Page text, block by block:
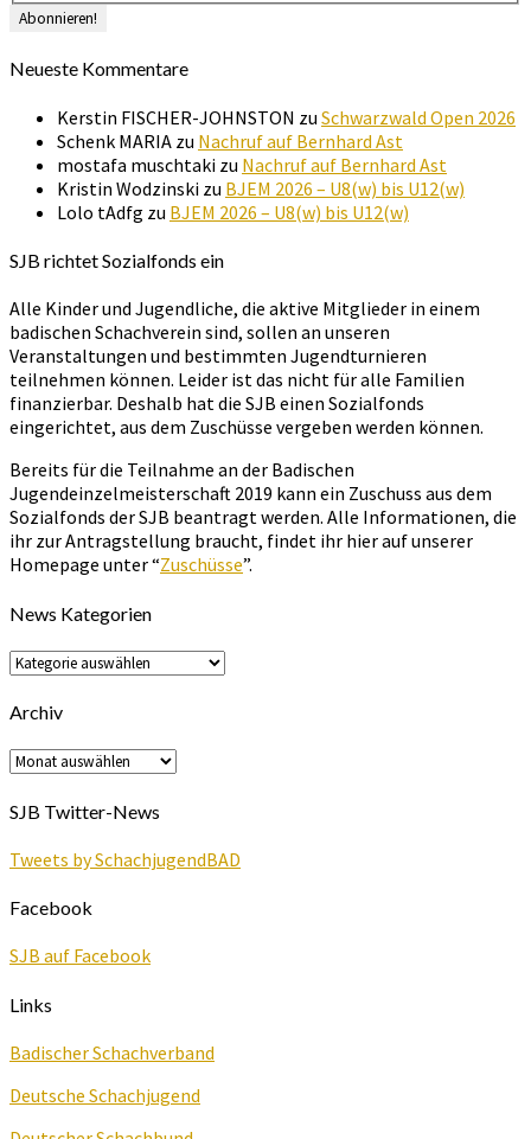
Neueste Kommentare
Kerstin FISCHER-JOHNSTON zu Schwarzwald Open 2026
Schenk MARIA zu Nachruf auf Bernhard Ast
mostafa muschtaki zu Nachruf auf Bernhard Ast
Kristin Wodzinski zu BJEM 2026 – U8(w) bis U12(w)
Lolo tAdfg zu BJEM 2026 – U8(w) bis U12(w)
SJB richtet Sozialfonds ein
Alle Kinder und Jugendliche, die aktive Mitglieder in einem
badischen Schachverein sind, sollen an unseren
Veranstaltungen und bestimmten Jugendturnieren
teilnehmen können. Leider ist das nicht für alle Familien
finanzierbar. Deshalb hat die SJB einen Sozialfonds
eingerichtet, aus dem Zuschüsse vergeben werden können.
Bereits für die Teilnahme an der Badischen
Jugendeinzelmeisterschaft 2019 kann ein Zuschuss aus dem
Sozialfonds der SJB beantragt werden. Alle Informationen, die
ihr zur Antragstellung braucht, findet ihr hier auf unserer
Homepage unter “Zuschüsse”.
News Kategorien
News
Kategorien
Archiv
Archiv
SJB Twitter-News
Tweets by SchachjugendBAD
Facebook
SJB auf Facebook
Links
Badischer Schachverband
Deutsche Schachjugend